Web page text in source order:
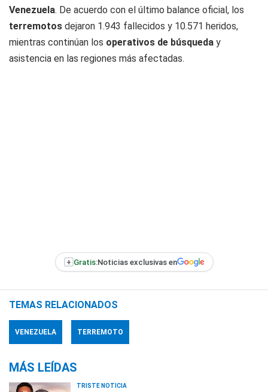
Venezuela. De acuerdo con el último balance oficial, los
terremotos dejaron 1.943 fallecidos y 10.571 heridos,
mientras continúan los operativos de búsqueda y
asistencia en las regiones más afectadas.
+ Gratis:Noticias exclusivas en
TEMAS RELACIONADOS
VENEZUELA TERREMOTO
MÁS LEÍDAS
TRISTE NOTICIA